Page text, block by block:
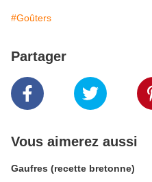
#Goûters
Partager
Vous aimerez aussi
Gaufres (recette bretonne)